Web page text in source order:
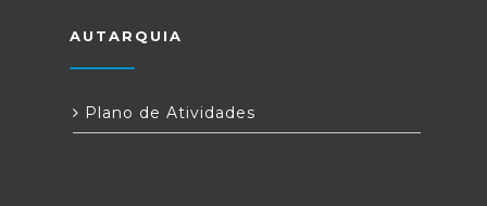
AUTARQUIA
Plano de Atividades